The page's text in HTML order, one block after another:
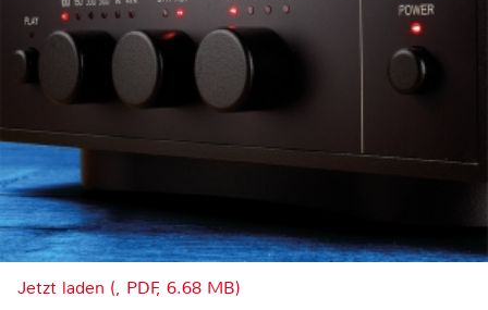
Jetzt laden (, PDF, 6.68 MB)